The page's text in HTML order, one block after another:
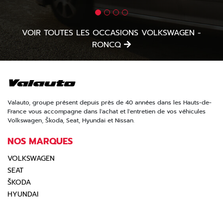
VOIR TOUTES LES OCCASIONS VOLKSWAGEN -
RONCQ
Valauto, groupe présent depuis près de 40 années dans les Hauts-de-
France vous accompagne dans l'achat et l'entretien de vos véhicules
Volkswagen, Škoda, Seat, Hyundai et Nissan.
NOS MARQUES
VOLKSWAGEN
SEAT
ŠKODA
HYUNDAI